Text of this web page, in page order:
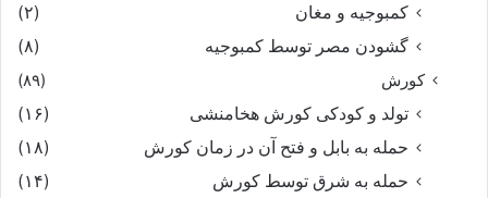
کمبوجیه و مغان
(۲)
گشودن مصر توسط کمبوجیه
(۸)
کورش
(۸۹)
تولد و کودکی کورش هخامنشی
(۱۶)
حمله به بابل و فتح آن در زمان کورش
(۱۸)
حمله به شرق توسط کورش
(۱۴)